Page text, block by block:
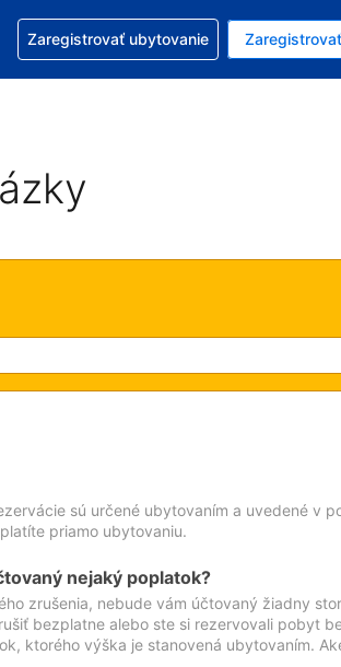
máte zvolenú menu EUR
Momentálne máte zvolený jazyk V
Získajte pomoc s rezerváciou
Zaregistrovať ubytovanie
sú určené ubytovaním a uvedené v
priamo ubytovaniu.
nejaký poplatok?
zrušenia, nebude vám účtovaný žiadny
bezplatne alebo ste si rezervovali pobyt
ktorého výška je stanovená ubytovaním.